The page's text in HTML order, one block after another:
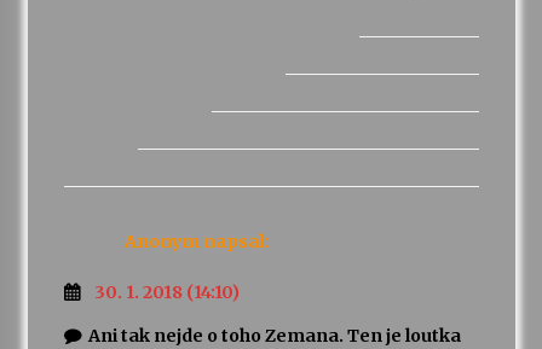
Anonym napsal:
30. 1. 2018 (14:10)
Ani tak nejde o toho Zemana. Ten je loutka